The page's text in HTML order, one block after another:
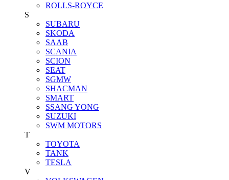
ROLLS-ROYCE
S
SUBARU
SKODA
SAAB
SCANIA
SCION
SEAT
SGMW
SHACMAN
SMART
SSANG YONG
SUZUKI
SWM MOTORS
T
TOYOTA
TANK
TESLA
V